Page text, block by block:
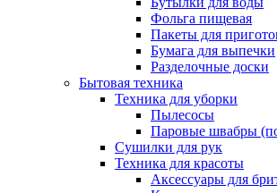
Фольга пищевая
Пакеты для
Бумага для выпечки
Разделочные доски
Бытовая техника
Техника для уборки
Пылесосы
Паровые швабры
Сушилки для рук
Техника для красоты
Аксессуары для